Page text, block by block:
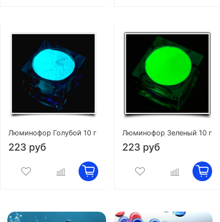
Люминофор Голубой 10 г
223 руб
Люминофор Зеленый 10 г
223 руб